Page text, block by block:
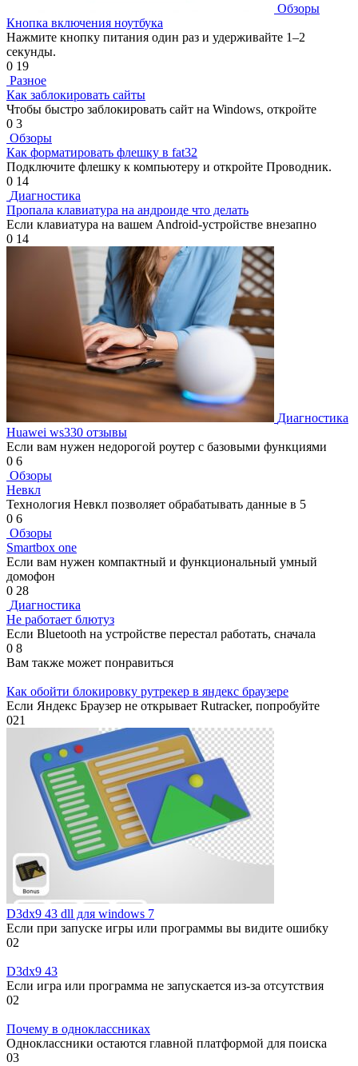
Обзоры
Кнопка включения ноутбука
Нажмите кнопку питания один раз и удерживайте 1–2
секунды.
0 19
Разное
Как заблокировать сайты
Чтобы быстро заблокировать сайт на Windows, откройте
0 3
Обзоры
Как форматировать флешку в fat32
Подключите флешку к компьютеру и откройте Проводник.
0 14
Диагностика
Пропала клавиатура на андроиде что делать
Если клавиатура на вашем Android-устройстве внезапно
0 14
Диагностика
Huawei ws330 отзывы
Если вам нужен недорогой роутер с базовыми функциями
0 6
Обзоры
Невкл
Технология Невкл позволяет обрабатывать данные в 5
0 6
Обзоры
Smartbox one
Если вам нужен компактный и функциональный умный
домофон
0 28
Диагностика
Не работает блютуз
Если Bluetooth на устройстве перестал работать, сначала
0 8
Вам также может понравиться
Как обойти блокировку рутрекер в яндекс браузере
Если Яндекс Браузер не открывает Rutracker, попробуйте
021
D3dx9 43 dll для windows 7
Если при запуске игры или программы вы видите ошибку
02
D3dx9 43
Если игра или программа не запускается из-за отсутствия
02
Почему в одноклассниках
Одноклассники остаются главной платформой для поиска
03